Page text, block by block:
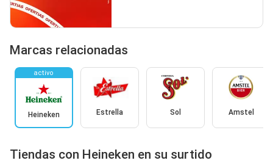
Marcas relacionadas
activo
Heineken Estrella Sol Amstel
Tiendas con Heineken en su surtido